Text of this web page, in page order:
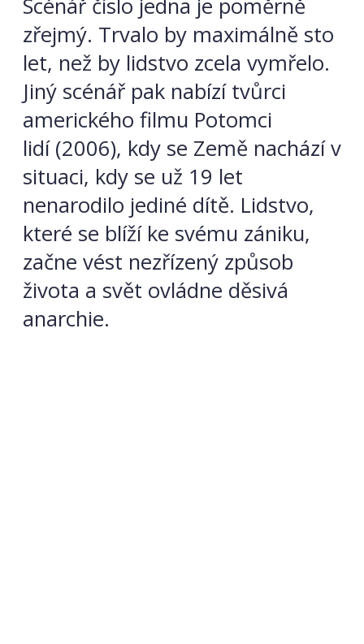
Scénář číslo jedna je poměrně
zřejmý. Trvalo by maximálně sto
let, než by lidstvo zcela vymřelo.
Jiný scénář pak nabízí tvůrci
amerického filmu Potomci
lidí (2006), kdy se Země nachází v
situaci, kdy se už 19 let
nenarodilo jediné dítě. Lidstvo,
které se blíží ke svému zániku,
začne vést nezřízený způsob
života a svět ovládne děsivá
anarchie.